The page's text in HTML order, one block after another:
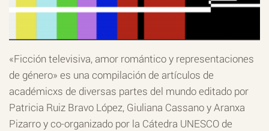
«Ficción televisiva, amor romántico y representaciones
de género» es una compilación de artículos de
académicxs de diversas partes del mundo editado por
Patricia Ruiz Bravo López, Giuliana Cassano y Aranxa
Pizarro y co-organizado por la Cátedra UNESCO de